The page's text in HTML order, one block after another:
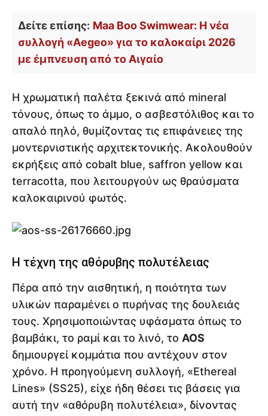
Δείτε επίσης: Maa Boo Swimwear: Η νέα
συλλογή «Aegeo» για το καλοκαίρι 2026
με έμπνευση από το Αιγαίο
Η χρωματική παλέτα ξεκινά από mineral
τόνους, όπως το άμμο, ο ασβεστόλιθος και το
απαλό πηλό, θυμίζοντας τις επιφάνειες της
μοντερνιστικής αρχιτεκτονικής. Ακολουθούν
εκρήξεις από cobalt blue, saffron yellow και
terracotta, που λειτουργούν ως θραύσματα
καλοκαιρινού φωτός.
Η τέχνη της αθόρυβης πολυτέλειας
Πέρα από την αισθητική, η ποιότητα των
υλικών παραμένει ο πυρήνας της δουλειάς
τους. Χρησιμοποιώντας υφάσματα όπως το
βαμβάκι, το ραμί και το λινό, το AOS
δημιουργεί κομμάτια που αντέχουν στον
χρόνο. Η προηγούμενη συλλογή, «Ethereal
Lines» (SS25), είχε ήδη θέσει τις βάσεις για
αυτή την «αθόρυβη πολυτέλεια», δίνοντας